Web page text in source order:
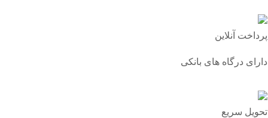
پرداخت آنلاین
دارای درگاه های بانکی
تحویل سریع